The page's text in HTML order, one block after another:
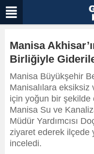
Manisa
Birliğiyle
Manisa Büyükşehir
Manisalılara eksiksiz
için yoğun bir şekilde
Manisa Su ve
Müdür Yardımcısı
ziyaret ederek ilçede
inceledi.